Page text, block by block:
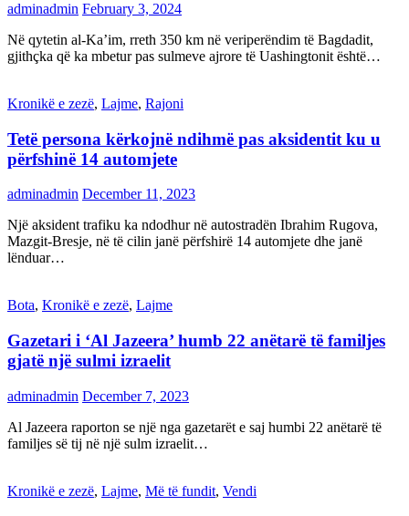
adminadmin February 3, 2024
Në qytetin al-Ka’im, rreth 350 km në veriperëndim të Bagdadit,
gjithçka që ka mbetur pas sulmeve ajrore të Uashingtonit është…
Kronikë e zezë, Lajme, Rajoni
Tetë persona kërkojnë ndihmë pas aksidentit ku u
përfshinë 14 automjete
adminadmin December 11, 2023
Një aksident trafiku ka ndodhur në autostradën Ibrahim Rugova,
Mazgit-Bresje, në të cilin janë përfshirë 14 automjete dhe janë
lënduar…
Bota, Kronikë e zezë, Lajme
Gazetari i ‘Al Jazeera’ humb 22 anëtarë të familjes
gjatë një sulmi izraelit
adminadmin December 7, 2023
Al Jazeera raporton se një nga gazetarët e saj humbi 22 anëtarë të
familjes së tij në një sulm izraelit…
Kronikë e zezë, Lajme, Më të fundit, Vendi